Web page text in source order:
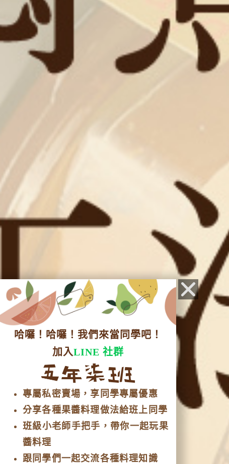
哈囉！哈囉！我們來當同學吧！
加入LINE 社群
專屬私密賣場，享同學專屬優惠
分享各種果醬料理做法給班上同學
班級小老師手把手，帶你一起玩果
醬料理
跟同學們一起交流各種料理知識